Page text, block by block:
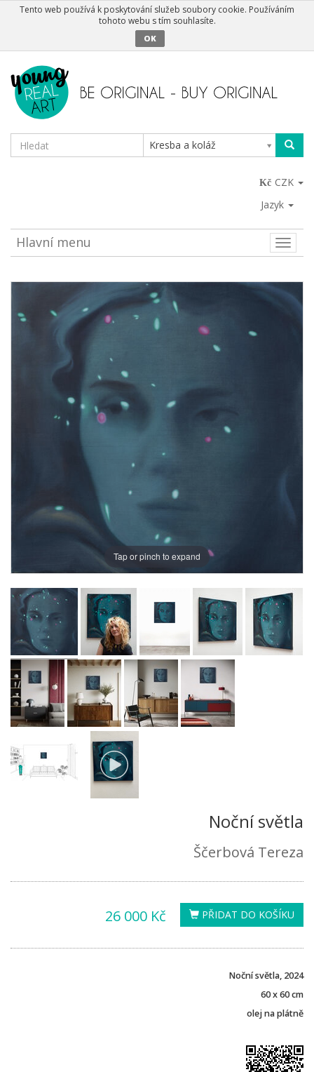
Tento web používá k poskytování služeb soubory cookie. Používáním
tohoto webu s tím souhlasíte.
OK
Kresba a koláž
CZK
Jazyk
Toggle
Hlavní menu
Tap or pinch to expand
Noční světla
Ščerbová Tereza
PŘIDAT DO KOŠÍKU
26 000 Kč
Noční světla, 2024
60 x 60 cm
olej na plátně